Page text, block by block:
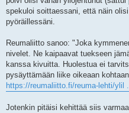
spekuloi soittaessani, että näin
pyöräillessäni.
Reumaliitto sanoo: "Joka
nivelet. Ne kaipaavat tuekseen
kanssa kivuitta. Huolestua ei
pysäyttämään liike oikeaan
https://reumaliitto.fi/reuma-lehti/ylil
Jotenkin pitäisi kehittää siis